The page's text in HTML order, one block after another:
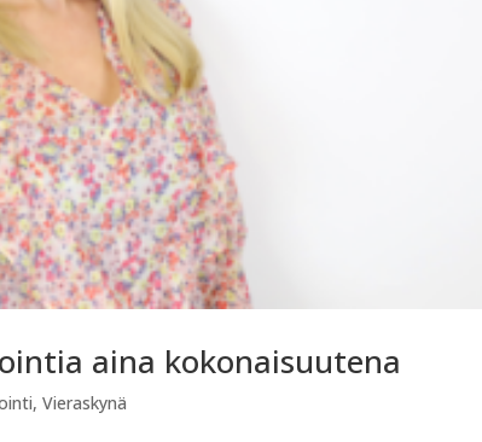
aina kokonaisuutena
,Vieraskynä